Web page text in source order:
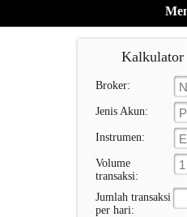
Kalkulator
Broker:
Jenis Akun:
Instrumen:
Volume
transaksi:
Jumlah transaksi
per hari: